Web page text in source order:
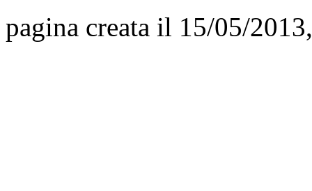
pagina creata il 15/05/